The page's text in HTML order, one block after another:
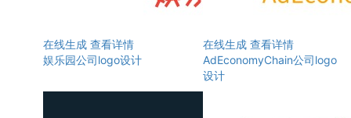
在线生成 查看详情
娱乐园公司logo设计
在线生成 查看详情
AdEconomyChain公司logo
设计